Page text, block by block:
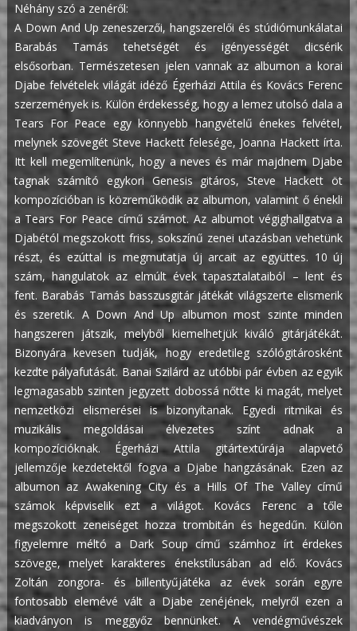
Néhány szó a zenéről:
A Down And Up zeneszerzői, hangszerelői és stúdiómunkálatai
Barabás Tamás tehetségét és igényességét dicsérik
elsősorban. Természetesen jelen vannak az albumon a korai
Djabe felvételek világát idéző Égerházi Attila és Kovács Ferenc
szerzemények is. Külön érdekesség, hogy a lemez utolsó dala a
Tears For Peace egy könnyebb hangvételű énekes felvétel,
melynek szövegét Steve Hackett felesége, Joanna Hackett írta.
Itt kell megemlítenünk, hogy a neves és már majdnem Djabe
tagnak számító egykori Genesis gitáros, Steve Hackett öt
kompozícióban is közreműködik az albumon, valamint ő énekli
a Tears For Peace című számot.Az albumot végighallgatva a
Djabétól megszokott friss, sokszínű zenei utazásban vehetünk
részt, és ezúttal is megmutatja új arcait az együttes. 10 új
szám, hangulatok az elmúlt évek tapasztalataiból – lent és
fent. Barabás Tamás basszusgitár játékát világszerte elismerik
és szeretik. A Down And Up albumon most szinte minden
hangszeren játszik, melyből kiemelhetjük kiváló gitárjátékát.
Bizonyára kevesen tudják, hogy eredetileg szólógitárosként
kezdte pályafutását. Banai Szilárd az utóbbi pár évben az egyik
legmagasabb szinten jegyzett dobossá nőtte ki magát, melyet
nemzetközi elismerései is bizonyítanak. Egyedi ritmikai és
muzikális megoldásai élvezetes színt adnak a
kompozícióknak. Égerházi Attila gitártextúrája alapvető
jellemzője kezdetektől fogva a Djabe hangzásának. Ezen az
albumon az Awakening City és a Hills Of The Valley című
számok képviselik ezt a világot. Kovács Ferenc a tőle
megszokott zeneiséget hozza trombitán és hegedűn. Külön
figyelemre méltó a Dark Soup című számhoz írt érdekes
szövege, melyet karakteres énekstílusában ad elő. Kovács
Zoltán zongora- és billentyűjátéka az évek során egyre
fontosabb elemévé vált a Djabe zenéjének, melyről ezen a
kiadványon is meggyőz bennünket. A vendégművészek